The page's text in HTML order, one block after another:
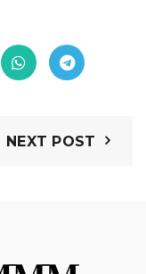
NEXT POST